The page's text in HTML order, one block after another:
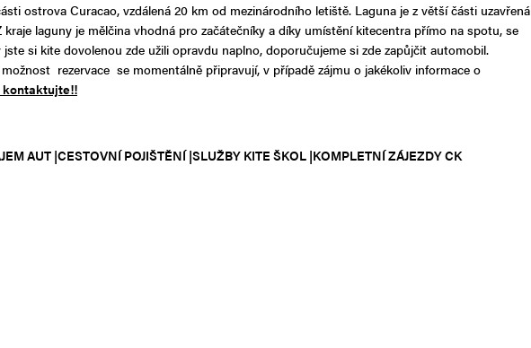
ostrova Curacao, vzdálená 20 km od mezinárodního letiště. Laguna je z větší části uzavřená
laguny je mělčina vhodná pro začátečníky a díky umístění kitecentra přímo na spotu, se
si kite dovolenou zde užili opravdu naplno, doporučujeme si zde zapůjčit automobil.
rezervace se momentálně připravují, v případě zájmu o jakékoliv informace o
kontaktujte!!
AUT |CESTOVNÍ POJIŠTĚNÍ |SLUŽBY KITE ŠKOL |KOMPLETNÍ ZÁJEZDY CK